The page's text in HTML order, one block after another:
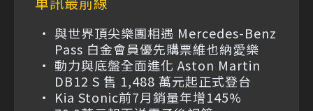
與世界頂尖樂團相遇 Mercedes-Benz
Pass 白金會員優先購票維也納愛樂
動力與底盤全面進化 Aston Martin
DB12 S 售 1,488 萬元起正式登台
Kia Stonic前7月銷量年增145%